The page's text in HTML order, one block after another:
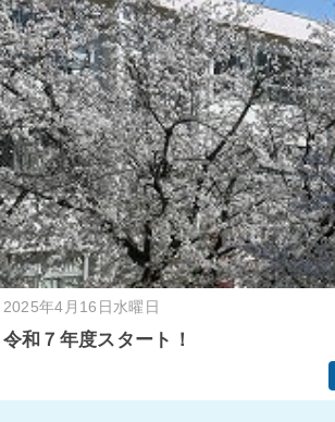
2025年4月16日水曜日
令和７年度スタート！